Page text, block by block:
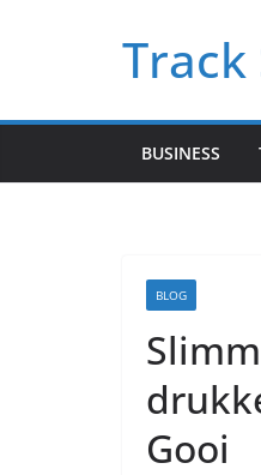
Track
BUSINESS
BLOG
Gooi